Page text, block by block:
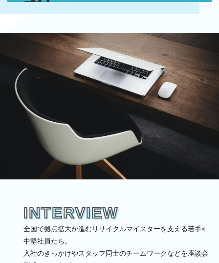
INTERVIEW
全国で拠点拡大が進むリサイクルマイスターを支える若手×
中堅社員たち。
入社のきっかけやスタッフ同士のチームワークなどを座談会